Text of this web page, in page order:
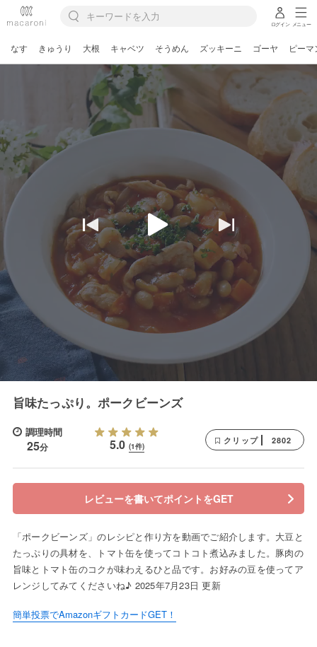
ログイン メニュー
なす きゅうり 大根 キャベツ そうめん ズッキーニ ゴーヤ ピーマ
旨味たっぷり。ポークビーンズ
調理時間
25分 5.0 (1件)
クリップ 2802
レビューを書いてポイントをGET
「ポークビーンズ」のレシピと作り方を動画でご紹介します。大豆と
たっぷりの具材を、トマト缶を使ってコトコト煮込みました。豚肉の
旨味とトマト缶のコクが味わえるひと品です。お好みの豆を使ってア
レンジしてみてくださいね♪ 2025年7月23日 更新
簡単投票でAmazonギフトカードGET！